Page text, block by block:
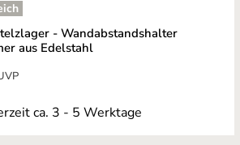
- Wandabstandshalter
aus Edelstahl
Preis:
ca. 3 - 5 Werktage